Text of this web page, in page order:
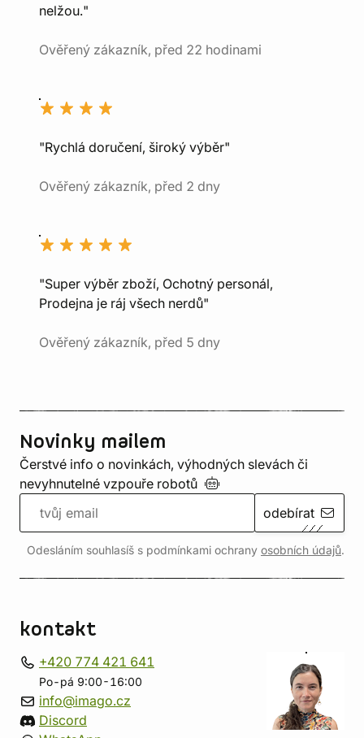
nelžou."
Ověřený zákazník, před 22 hodinami
"Rychlá doručení, široký výběr"
Ověřený zákazník, před 2 dny
"Super výběr zboží, Ochotný personál,
Prodejna je ráj všech nerdů"
Ověřený zákazník, před 5 dny
Novinky mailem
Čerstvé info o novinkách, výhodných slevách či
nevyhnutelné vzpouře robotů
odebírat
Odesláním souhlasíš s podmínkami ochrany osobních údajů.
kontakt
+420 774 421 641
Po-pá 9:00-16:00
info@imago.cz
Discord